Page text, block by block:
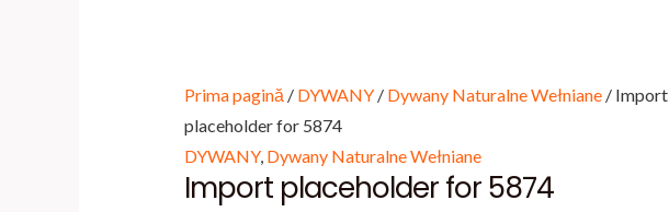
Prima pagină / DYWANY / Dywany Naturalne Wełniane / Import
placeholder for 5874
DYWANY, Dywany Naturalne Wełniane
Import placeholder for 5874